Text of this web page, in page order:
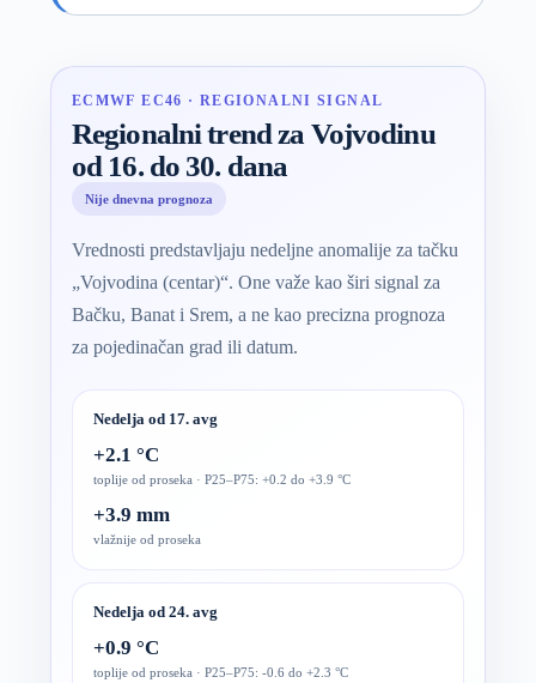
ECMWF EC46 · REGIONALNI SIGNAL
Regionalni trend za Vojvodinu
od 16. do 30. dana
Nije dnevna prognoza
Vrednosti predstavljaju nedeljne anomalije za tačku
„Vojvodina (centar)“. One važe kao širi signal za
Bačku, Banat i Srem, a ne kao precizna prognoza
za pojedinačan grad ili datum.
Nedelja od 17. avg
+2.1 °C
toplije od proseka · P25–P75: +0.2 do +3.9 °C
+3.9 mm
vlažnije od proseka
Nedelja od 24. avg
+0.9 °C
toplije od proseka · P25–P75: -0.6 do +2.3 °C